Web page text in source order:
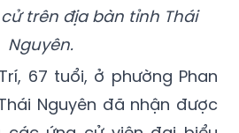
trên địa bàn tỉnh Thái
Nguyên.
67 tuổi, ở phường Phan
Nguyên đã nhận được